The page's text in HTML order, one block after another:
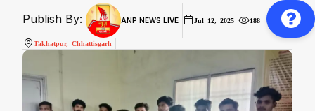
Publish By: ANP NEWS LIVE Jul 12, 2025 188
Takhatpur, Chhattisgarh